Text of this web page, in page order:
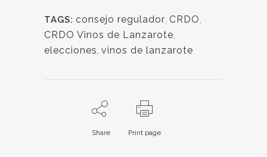
TAGS: consejo regulador, CRDO,
CRDO Vinos de Lanzarote,
elecciones, vinos de lanzarote
Share Print page